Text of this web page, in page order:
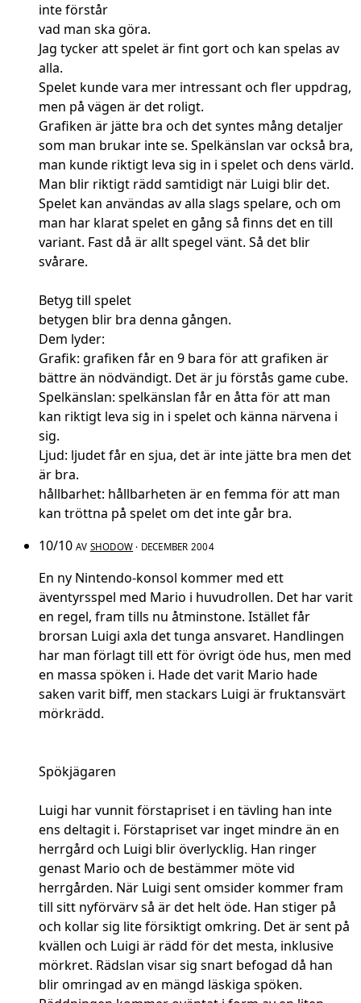
inte förstår
vad man ska göra.
Jag tycker att spelet är fint gort och kan spelas av
alla.
Spelet kunde vara mer intressant och fler uppdrag,
men på vägen är det roligt.
Grafiken är jätte bra och det syntes mång detaljer
som man brukar inte se. Spelkänslan var också bra,
man kunde riktigt leva sig in i spelet och dens värld.
Man blir riktigt rädd samtidigt när Luigi blir det.
Spelet kan användas av alla slags spelare, och om
man har klarat spelet en gång så finns det en till
variant. Fast då är allt spegel vänt. Så det blir
svårare.
Betyg till spelet
betygen blir bra denna gången.
Dem lyder:
Grafik: grafiken får en 9 bara för att grafiken är
bättre än nödvändigt. Det är ju förstås game cube.
Spelkänslan: spelkänslan får en åtta för att man
kan riktigt leva sig in i spelet och känna närvena i
sig.
Ljud: ljudet får en sjua, det är inte jätte bra men det
är bra.
hållbarhet: hållbarheten är en femma för att man
kan tröttna på spelet om det inte går bra.
10/10 AV SHODOW · DECEMBER 2004
En ny Nintendo-konsol kommer med ett
äventyrsspel med Mario i huvudrollen. Det har varit
en regel, fram tills nu åtminstone. Istället får
brorsan Luigi axla det tunga ansvaret. Handlingen
har man förlagt till ett för övrigt öde hus, men med
en massa spöken i. Hade det varit Mario hade
saken varit biff, men stackars Luigi är fruktansvärt
mörkrädd.
Spökjägaren
Luigi har vunnit förstapriset i en tävling han inte
ens deltagit i. Förstapriset var inget mindre än en
herrgård och Luigi blir överlycklig. Han ringer
genast Mario och de bestämmer möte vid
herrgården. När Luigi sent omsider kommer fram
till sitt nyförvärv så är det helt öde. Han stiger på
och kollar sig lite försiktigt omkring. Det är sent på
kvällen och Luigi är rädd för det mesta, inklusive
mörkret. Rädslan visar sig snart befogad då han
blir omringad av en mängd läskiga spöken.